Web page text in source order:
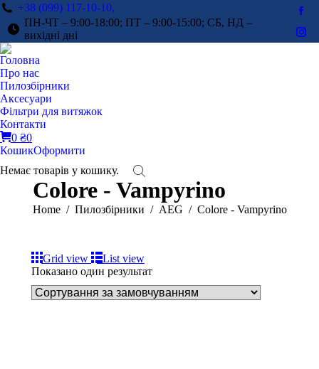
+38 (099) 117-10-10,
ПН-ЧТ – 9:00-18:00; ПТ – 9:00-15:00; СБ, НД –
вихідні дні
Головна
Про нас
Пилозбірники
Аксесуари
Фільтри для витяжок
Контакти
0 ₴0
КошикОформити
Немає товарів у кошику.
Colore - Vampyrino
You are here:
Home Пилозбірники AEG Colore - Vampyrino
Grid view
List view
Показано один результат